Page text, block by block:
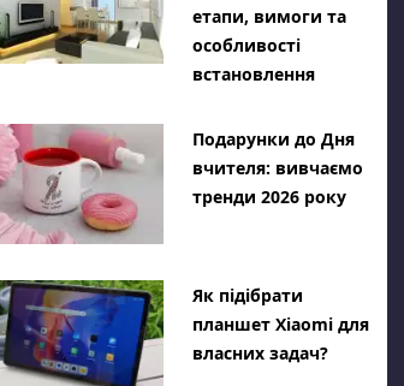
етапи, вимоги та
особливості
встановлення
Подарунки до Дня
вчителя: вивчаємо
тренди 2026 року
Як підібрати
планшет Xiaomi для
власних задач?